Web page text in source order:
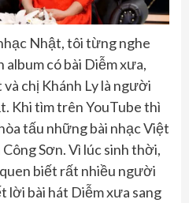
Nhật, tôi từng nghe
album có bài Diễm xưa,
chị Khánh Ly là người
Khi tìm trên YouTube thì
tấu những bài nhạc Việt
Sơn. Vì lúc sinh thời,
biết rất nhiều người
lời bài hát Diễm xưa sang